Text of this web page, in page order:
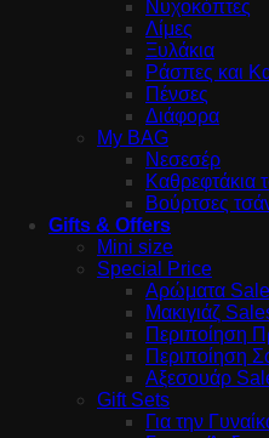
Νυχοκόπτες
Λίμες
Ξυλάκια
Ράσπες και
Πένσες
Διάφορα
My BAG
Νεσεσέρ
Καθρεφτάκια
Βούρτσες
Gifts & Offers
Mini size
Special Price
Αρώματα
Μακιγιάζ
Περιποίηση
Περιποίηση
Αξεσουάρ
Gift Sets
Για την